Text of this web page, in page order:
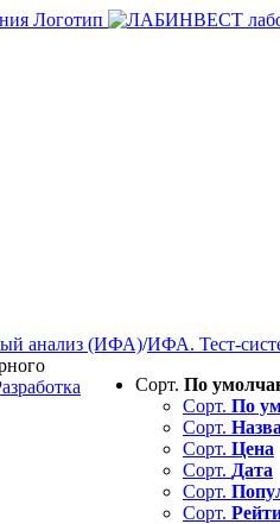
анализ (ИФА)/ИФА. Тест-
Сорт. По
Сорт. По
Сорт.
Сорт. Цена
Сорт. Дата
Сорт.
Сорт.